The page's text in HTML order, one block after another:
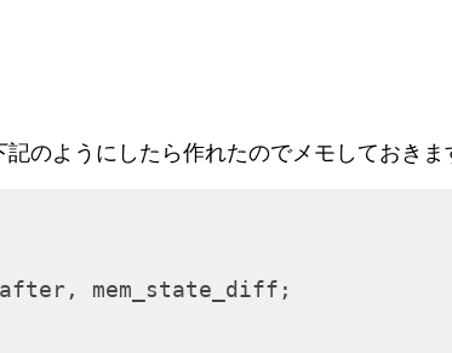
のようにしたら作れたのでメモしておきま
mem_state_diff;